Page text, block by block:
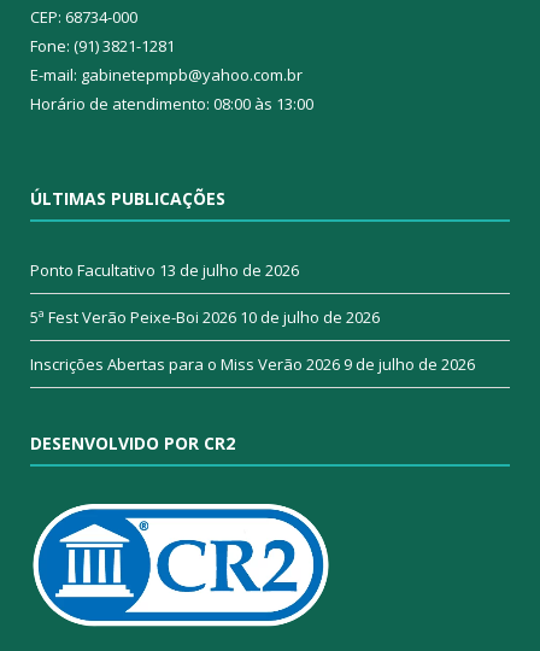
CEP: 68734-000
Fone: (91) 3821-1281
E-mail: gabinetepmpb@yahoo.com.br
Horário de atendimento: 08:00 às 13:00
ÚLTIMAS PUBLICAÇÕES
Ponto Facultativo 13 de julho de 2026
5ª Fest Verão Peixe-Boi 2026 10 de julho de 2026
Inscrições Abertas para o Miss Verão 20269 de julho de 2026
DESENVOLVIDO POR CR2